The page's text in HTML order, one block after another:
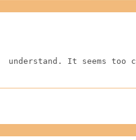
It seems